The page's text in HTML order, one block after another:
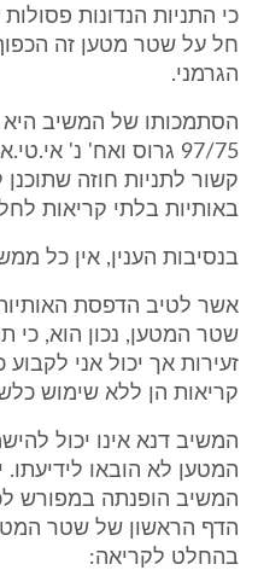
כי התניות הנדונות
חל על שטר מטען זה
הגרמני.
הסתמכותו של המשיב
97/75 גרוס ואח' נ'
קשור לתניות חוזה
באותיות בלתי קריאות
בנסיבות הענין, אין כל
אשר לטיב הדפסת
שטר המטען, נכון הוא, כי
זעירות אך יכול אני
קריאות הן ללא שימוש
המשיב דנא אינו יכול
המטען לא הובאו
המשיב הופנתה במפורש
הדף הראשון של שטר
בהחלט לקריאה: